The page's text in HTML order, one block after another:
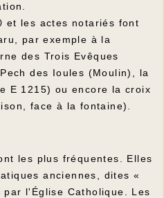
et les actes notariés font
par exemple à la
des Trois Evêques
des Ioules (Moulin), la
E 1215) ou encore la croix
face à la fontaine).
les plus fréquentes. Elles
anciennes, dites «
l'Église Catholique. Les